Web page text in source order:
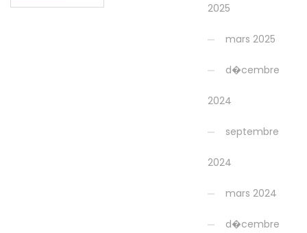
2025
mars 2025
d�cembre
2024
septembre
2024
mars 2024
d�cembre